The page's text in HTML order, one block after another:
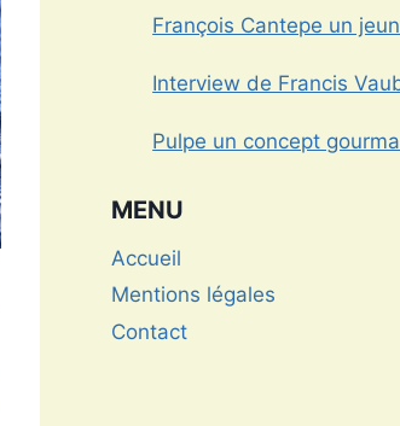
François Cantepe un
Interview de Francis
Pulpe un concept
MENU
Accueil
Mentions légales
Contact